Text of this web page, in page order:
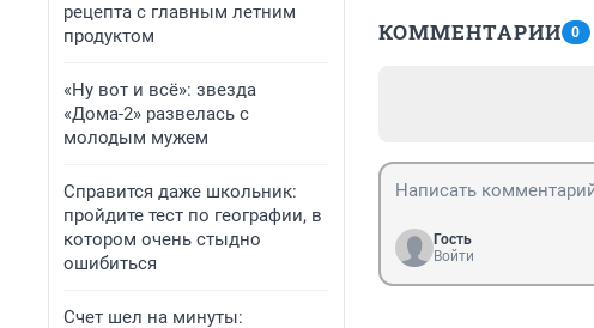
рецепта с главным летним
продуктом
«Ну вот и всё»: звезда
«Дома-2» развелась с
молодым мужем
Справится даже школьник:
пройдите тест по географии, в
котором очень стыдно
ошибиться
Счет шел на минуты:
КОММЕНТАРИИ 0
Гость
Войти